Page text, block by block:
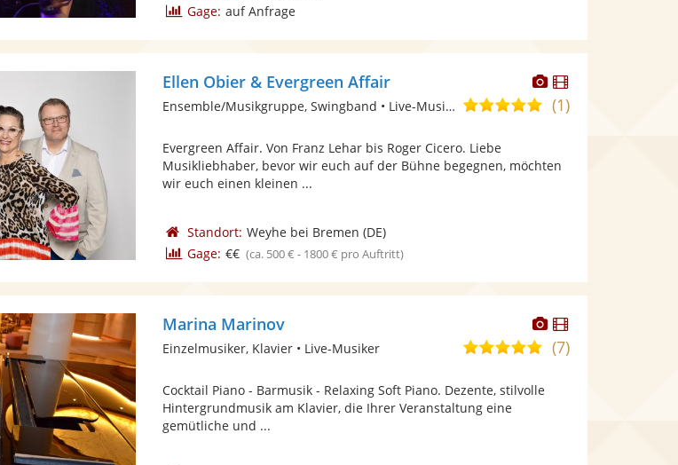
Gage: auf Anfrage
Dieser
Künstler
stellt
Dieser
Künstler
Ellen Obier & Evergreen Affair
5,0
Sternen
(1)
Ensemble/Musikgruppe, Swingband • Live-Musiker
Evergreen Affair. Von Franz Lehar bis Roger Cicero. Liebe
Musikliebhaber, bevor wir euch auf der Bühne begegnen, möchten
wir euch einen kleinen ...
Standort: Weyhe bei Bremen (DE)
Gage: €€ (ca. 500 € - 1800 € pro Auftritt)
Dieser
Künstler
stellt
Dieser
Künstler
Marina Marinov
5,0
5
(7)
Einzelmusiker, Klavier • Live-Musiker
Cocktail Piano - Barmusik - Relaxing Soft Piano. Dezente, stilvolle
Hintergrundmusik am Klavier, die Ihrer Veranstaltung eine
gemütliche und ...